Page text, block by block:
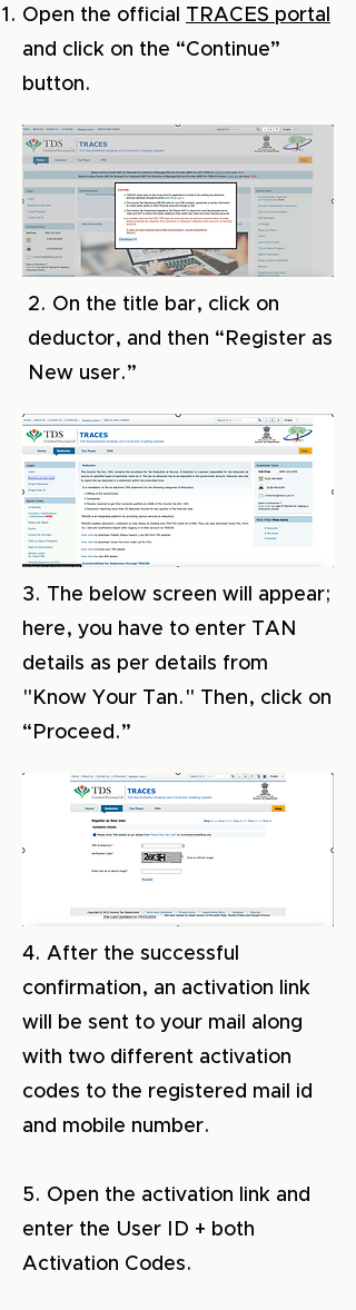
Open the official TRACES portal
and click on the “Continue”
button.
2. On the title bar, click on
deductor, and then “Register as
New user.”
3. The below screen will appear;
here, you have to enter TAN
details as per details from
"Know Your Tan." Then, click on
“Proceed.”
4. After the successful
confirmation, an activation link
will be sent to your mail along
with two different activation
codes to the registered mail id
and mobile number.
5. Open the activation link and
enter the User ID + both
Activation Codes.